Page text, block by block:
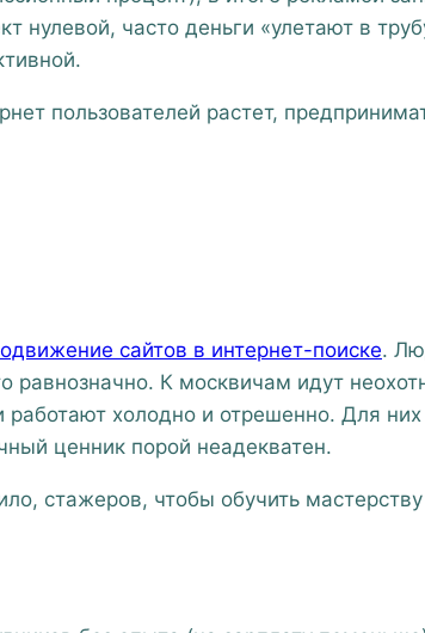
нулевой, часто деньги «улетают в
пользователей растет,
сайтов в интернет-поиске.
равнозначно. К москвичам идут
холодно и отрешенно. Для
ценник порой неадекватен.
стажеров, чтобы обучить